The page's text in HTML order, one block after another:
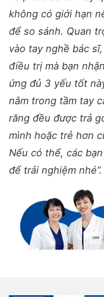
không có giới hạn
để so sánh. Quan
vào tay nghề bác
điều trị mà bạn
ứng đủ 3 yếu tốt
nằm trong tầm tay
răng đều được trả
mình hoặc trẻ hơn
Nếu có thể, các
để trải nghiệm nhé”.